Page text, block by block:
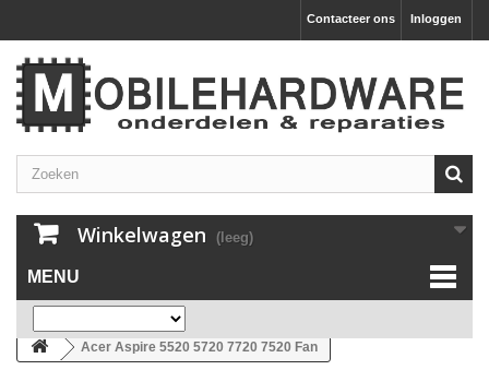
Inloggen
Contacteer ons
Winkelwagen (leeg)
MENU
Acer Aspire 5520 5720 7720 7520 Fan